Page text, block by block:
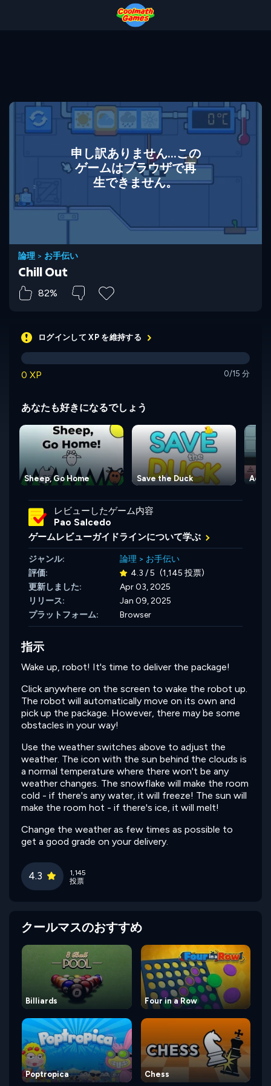
申し訳ありません...この
ゲームはブラウザで再
生できません。
論理 > お手伝い
Chill Out
82%
ログインして XP を維持する
0 XP 0/15 分
あなたも好きになるでしょう
Sheep, Go Home Save the Duck
レビューしたゲーム内容
Pao Salcedo
ゲームレビューガイドラインについて学ぶ
ジャンル: 論理 > お手伝い
評価:
4.3 / 5 (1,145 投票)
更新しました:
Apr 03, 2025
リリース:
Jan 09, 2025
プラットフォーム:
Browser
指示
Wake up, robot! It's time to deliver the package!
Click anywhere on the screen to wake the robot up.
The robot will automatically move on its own and
pick up the package. However, there may be some
obstacles in your way!
Use the weather switches above to adjust the
weather. The icon with the sun behind the clouds is
a normal temperature where there won't be any
weather changes. The snowflake will make the room
cold - if there's any water, it will freeze! The sun will
make the room hot - if there's ice, it will melt!
Change the weather as few times as possible to
get a good grade on your delivery.
4.3
1,145
投票
クールマスのおすすめ
Billiards Four in a Row
Poptropica Chess